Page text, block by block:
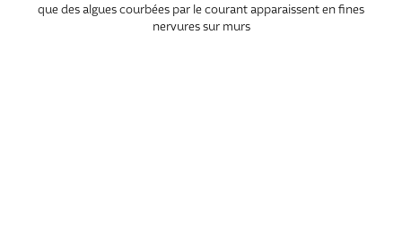
que des algues courbées par le courant apparaissent en fines
nervures sur murs